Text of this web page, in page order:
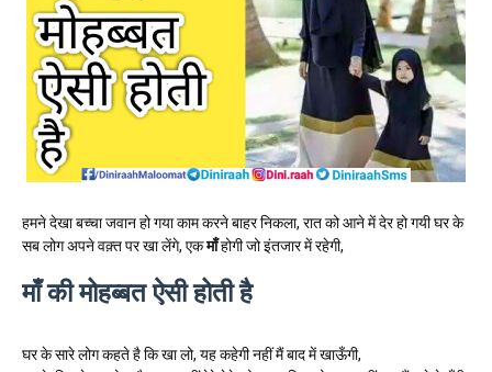
हमने देखा बच्चा जवान हो गया काम करने बाहर निकला, रात को आने में देर हो गयी घर के
सब लोग अपने वक़्त पर खा लेंगे, एकमाँहोगी जो इंतजार में रहेगी,
माँ की मोहब्बत ऐसी होती है
घर के सारे लोग कहते है कि खा लो, यह कहेगी नहीं मैं बाद में खाऊँगी,